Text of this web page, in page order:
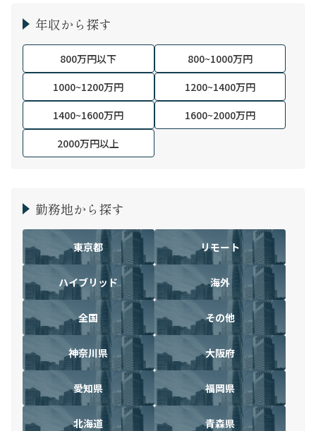
年収から探す
800万円以下
800~1000万円
1000~1200万円
1200~1400万円
1400~1600万円
1600~2000万円
2000万円以上
勤務地から探す
東京都 リモート
ハイブリッド 海外
全国 その他
神奈川県 大阪府
愛知県 福岡県
北海道 青森県